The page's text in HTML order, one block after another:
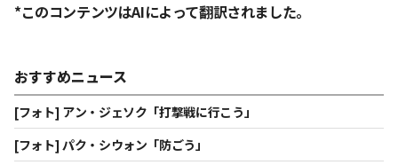
*このコンテンツはAIによって翻訳されました。
おすすめニュース
[フォト] アン・ジェソク「打撃戦に行こう」
[フォト] パク・シウォン「防ごう」